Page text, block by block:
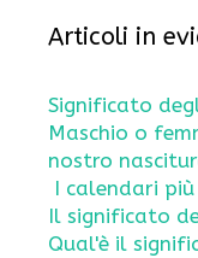
Articoli in
Significato
Maschio o
nostro
I calendari
Il significato
Qual'è il